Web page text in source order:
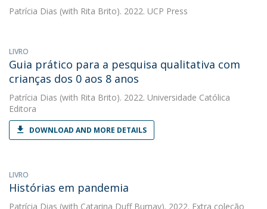
Patrícia Dias (with Rita Brito). 2022. UCP Press
LIVRO
Guia prático para a pesquisa qualitativa com
crianças dos 0 aos 8 anos
Patrícia Dias (with Rita Brito). 2022. Universidade Católica
Editora
DOWNLOAD AND MORE DETAILS
LIVRO
Histórias em pandemia
Patrícia Dias (with Catarina Duff Burnay). 2022. Extra coleção